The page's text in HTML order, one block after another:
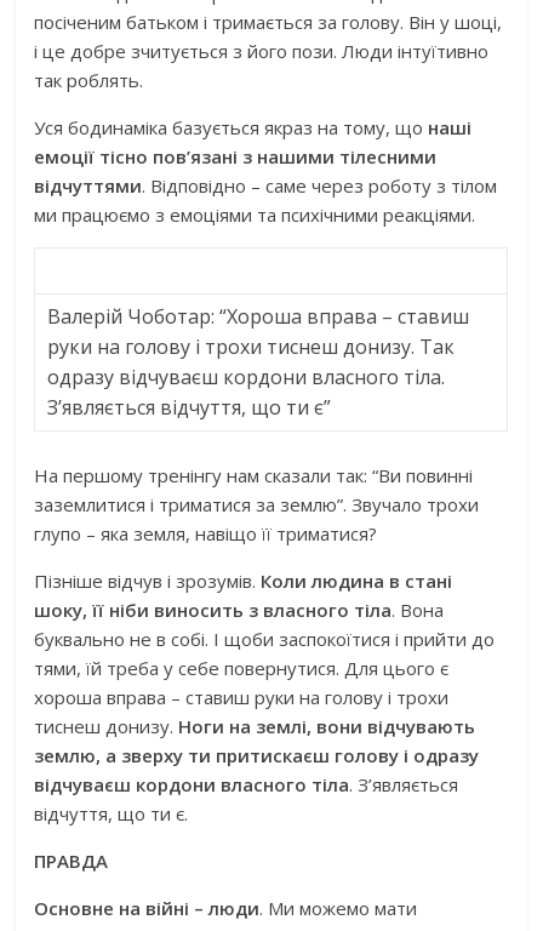
посіченим батьком і тримається за голову. Він у шоці,
і це добре зчитується з його пози. Люди інтуїтивно
так роблять.
Уся бодинаміка базується якраз на тому, що наші
емоції тісно пов’язані з нашими тілесними
відчуттями. Відповідно – саме через роботу з тілом
ми працюємо з емоціями та психічними реакціями.
Валерій Чоботар: “Хороша вправа – ставиш
руки на голову і трохи тиснеш донизу. Так
одразу відчуваєш кордони власного тіла.
З’являється відчуття, що ти є”
На першому тренінгу нам сказали так: “Ви повинні
заземлитися і триматися за землю”. Звучало трохи
глупо – яка земля, навіщо її триматися?
Пізніше відчув і зрозумів. Коли людина в стані
шоку, її ніби виносить з власного тіла. Вона
буквально не в собі. І щоби заспокоїтися і прийти до
тями, їй треба у себе повернутися. Для цього є
хороша вправа – ставиш руки на голову і трохи
тиснеш донизу. Ноги на землі, вони відчувають
землю, а зверху ти притискаєш голову і одразу
відчуваєш кордони власного тіла. З’являється
відчуття, що ти є.
ПРАВДА
Основне на війні – люди. Ми можемо мати